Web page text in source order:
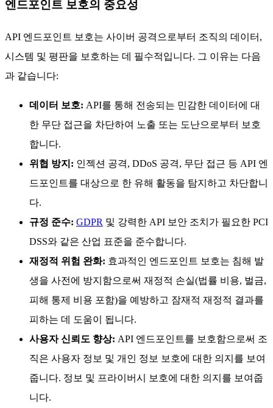
엔드포인트 보호의 중요성
API 엔드포인트 보호는 사이버 공격으로부터 조직의 데이터,
시스템 및 평판을 보호하는 데 필수적입니다. 그 이유는 다음
과 같습니다:
데이터 보호: API를 통해 전송되는 민감한 데이터에 대
한 무단 접근을 차단하여 노출 또는 도난으로부터 보호
합니다.
위협 방지: 인젝션 공격, DDoS 공격, 무단 접근 등 API 엔
드포인트를 대상으로 한 유해 활동을 탐지하고 차단합니
다.
규정 준수: GDPR 및 강력한 API 보안 조치가 필요한 PCI
DSS와 같은 산업 표준을 준수합니다.
재정적 위험 완화: 효과적인 엔드포인트 보호는 침해 발
생을 사전에 방지함으로써 재정적 손실(법률 비용, 벌금,
피해 통제 비용 포함)을 예방하고 잠재적 재정적 결과를
피하는 데 도움이 됩니다.
사용자 신뢰도 향상: API 엔드포인트를 보호함으로써 조
직은 사용자 정보 및 개인 정보 보호에 대한 의지를 보여
줍니다. 정보 및 프라이버시 보호에 대한 의지를 보여줍
니다.